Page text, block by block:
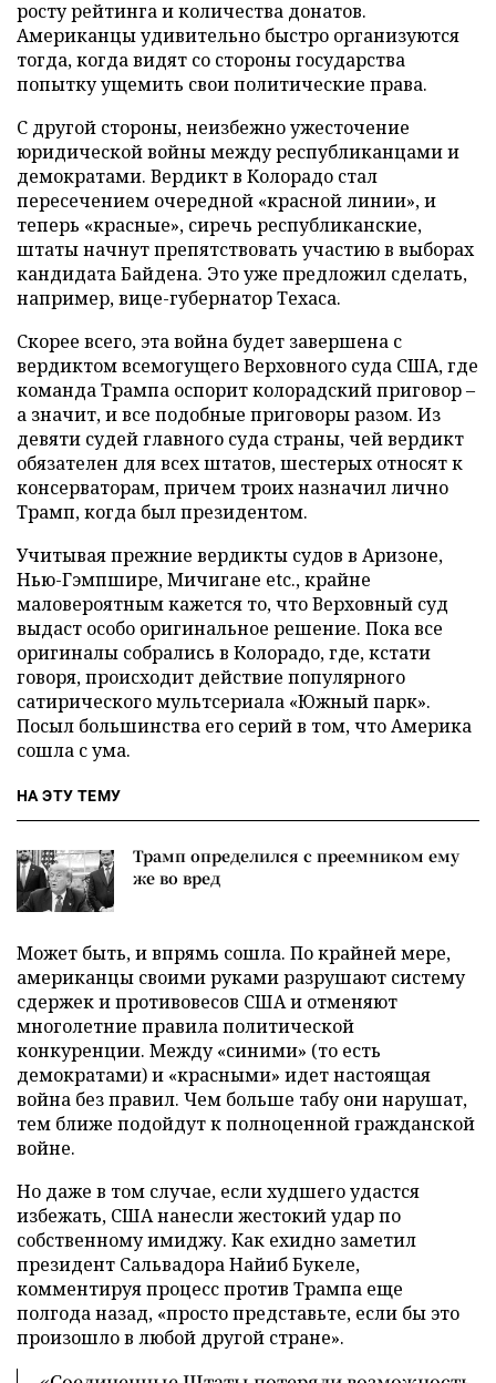
росту рейтинга и количества донатов.
Американцы удивительно быстро организуются
тогда, когда видят со стороны государства
попытку ущемить свои политические права.
С другой стороны, неизбежно ужесточение
юридической войны между республиканцами и
демократами. Вердикт в Колорадо стал
пересечением очередной «красной линии», и
теперь «красные», сиречь республиканские,
штаты начнут препятствовать участию в выборах
кандидата Байдена. Это уже предложил сделать,
например, вице-губернатор Техаса.
Скорее всего, эта война будет завершена с
вердиктом всемогущего Верховного суда США, где
команда Трампа оспорит колорадский приговор –
а значит, и все подобные приговоры разом. Из
девяти судей главного суда страны, чей вердикт
обязателен для всех штатов, шестерых относят к
консерваторам, причем троих назначил лично
Трамп, когда был президентом.
Учитывая прежние вердикты судов в Аризоне,
Нью-Гэмпшире, Мичигане etc., крайне
маловероятным кажется то, что Верховный суд
выдаст особо оригинальное решение. Пока все
оригиналы собрались в Колорадо, где, кстати
говоря, происходит действие популярного
сатирического мультсериала «Южный парк».
Посыл большинства его серий в том, что Америка
сошла с ума.
НА ЭТУ ТЕМУ
Трамп определился с преемником ему
же во вред
Может быть, и впрямь сошла. По крайней мере,
американцы своими руками разрушают систему
сдержек и противовесов США и отменяют
многолетние правила политической
конкуренции. Между «синими» (то есть
демократами) и «красными» идет настоящая
война без правил. Чем больше табу они нарушат,
тем ближе подойдут к полноценной гражданской
войне.
Но даже в том случае, если худшего удастся
избежать, США нанесли жестокий удар по
собственному имиджу. Как ехидно заметил
президент Сальвадора Найиб Букеле,
комментируя процесс против Трампа еще
полгода назад, «просто представьте, если бы это
произошло в любой другой стране».